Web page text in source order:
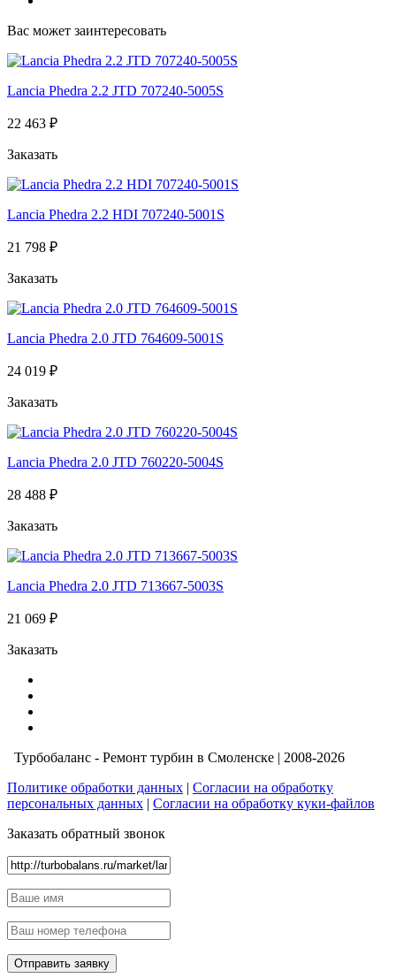
Вас может заинтересовать
Lancia Phedra 2.2 JTD 707240-5005S
22 463 ₽
Заказать
Lancia Phedra 2.2 HDI 707240-5001S
21 798 ₽
Заказать
Lancia Phedra 2.0 JTD 764609-5001S
24 019 ₽
Заказать
Lancia Phedra 2.0 JTD 760220-5004S
28 488 ₽
Заказать
Lancia Phedra 2.0 JTD 713667-5003S
21 069 ₽
Заказать
Турбобаланс - Ремонт турбин в Смоленске | 2008-2026
Политике обработки данных | Согласии на обработку
персональных данных | Согласии на обработку куки-файлов
Заказать обратный звонок